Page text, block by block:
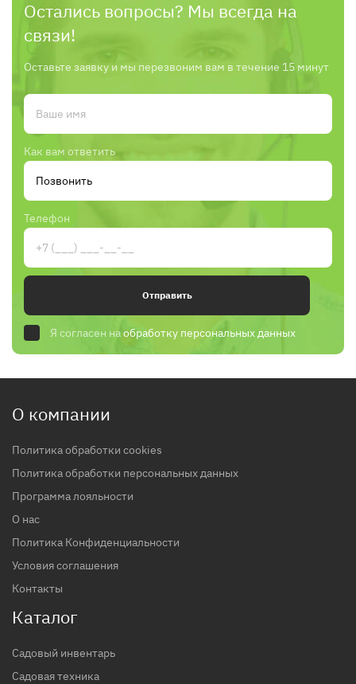
Остались вопросы? Мы всегда на
связи!
Оставьте заявку и мы перезвоним вам в течение 15 минут
Как вам ответить
Телефон
Отправить
Я согласен наобработку персональных данных
О компании
Политика обработки cookies
Политика обработки персональных данных
Программа лояльности
О нас
Политика Конфиденциальности
Условия соглашения
Контакты
Каталог
Садовый инвентарь
Садовая техника